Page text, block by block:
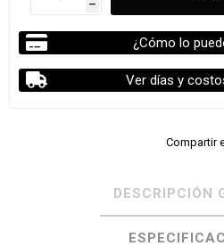
h
¿Cómo lo
Ver días y
Compartir
DESCRIPCIÓN